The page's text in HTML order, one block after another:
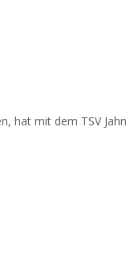
hat mit dem TSV